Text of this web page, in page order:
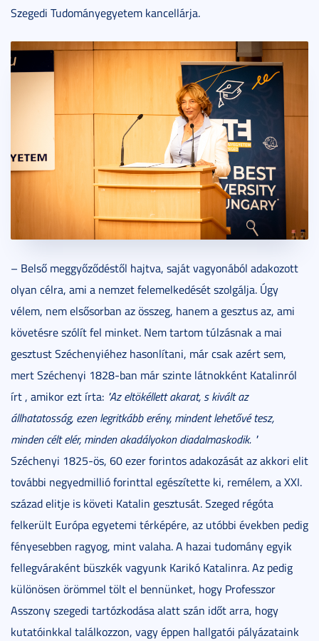
Szegedi Tudományegyetem kancellárja.
– Belső meggyőződéstől hajtva, saját vagyonából adakozott
olyan célra, ami a nemzet felemelkedését szolgálja. Úgy
vélem, nem elsősorban az összeg, hanem a gesztus az, ami
követésre szólít fel minket. Nem tartom túlzásnak a mai
gesztust Széchenyiéhez hasonlítani, már csak azért sem,
mert Széchenyi 1828-ban már szinte látnokként Katalinról
írt , amikor ezt írta: "Az eltökéllett akarat, s kivált az
állhatatosság, ezen legritkább erény, mindent lehetővé tesz,
minden célt elér, minden akadályokon diadalmaskodik. "
Széchenyi 1825-ös, 60 ezer forintos adakozását az akkori elit
további negyedmillió forinttal egészítette ki, remélem, a XXI.
század elitje is követi Katalin gesztusát. Szeged régóta
felkerült Európa egyetemi térképére, az utóbbi években pedig
fényesebben ragyog, mint valaha. A hazai tudomány egyik
fellegváraként büszkék vagyunk Karikó Katalinra. Az pedig
különösen örömmel tölt el bennünket, hogy Professzor
Asszony szegedi tartózkodása alatt szán időt arra, hogy
kutatóinkkal találkozzon, vagy éppen hallgatói pályázataink